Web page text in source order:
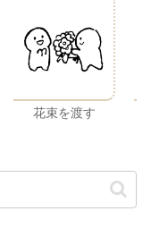
花束を渡す